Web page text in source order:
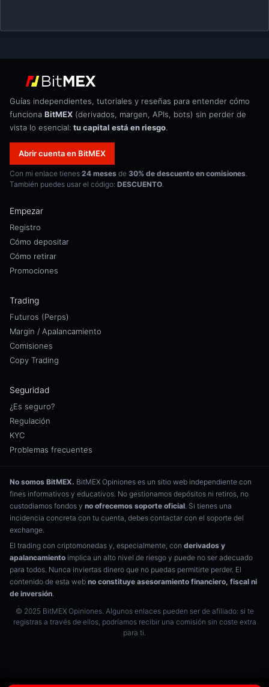
Guías independientes, tutoriales y reseñas para entender cómo
funciona BitMEX (derivados, margen, APIs, bots) sin perder de
vista lo esencial: tu capital está en riesgo.
Abrir cuenta en BitMEX
Con mi enlace tienes 24 meses de 30% de descuento en comisiones.
También puedes usar el código: DESCUENTO.
Empezar
Registro
Cómo depositar
Cómo retirar
Promociones
Trading
Futuros (Perps)
Margin / Apalancamiento
Comisiones
Copy Trading
Seguridad
¿Es seguro?
Regulación
KYC
Problemas frecuentes
No somos BitMEX. BitMEX Opiniones es un sitio web independiente con
fines informativos y educativos. No gestionamos depósitos ni retiros, no
custodiamos fondos y no ofrecemos soporte oficial. Si tienes una
incidencia concreta con tu cuenta, debes contactar con el soporte del
exchange.
El trading con criptomonedas y, especialmente, con derivados y
apalancamiento implica un alto nivel de riesgo y puede no ser adecuado
para todos. Nunca inviertas dinero que no puedas permitirte perder. El
contenido de esta web no constituye asesoramiento financiero, fiscal ni
de inversión.
© 2025 BitMEX Opiniones. Algunos enlaces pueden ser de afiliado: si te
registras a través de ellos, podríamos recibir una comisión sin coste extra
para ti.